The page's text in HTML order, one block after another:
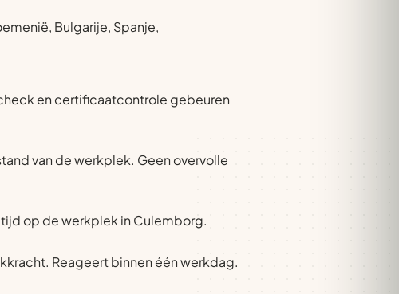
Bulgarije, Spanje,
en certificaatcontrole gebeuren
van de werkplek. Geen overvolle
op de werkplek in Culemborg.
Reageert binnen één werkdag.